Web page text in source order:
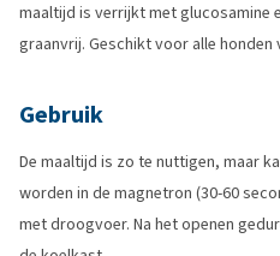
maaltijd is verrijkt met glucosamine
graanvrij. Geschikt voor alle honden
Gebruik
De maaltijd is zo te nuttigen, maar
worden in de magnetron (30-60
met droogvoer. Na het openen